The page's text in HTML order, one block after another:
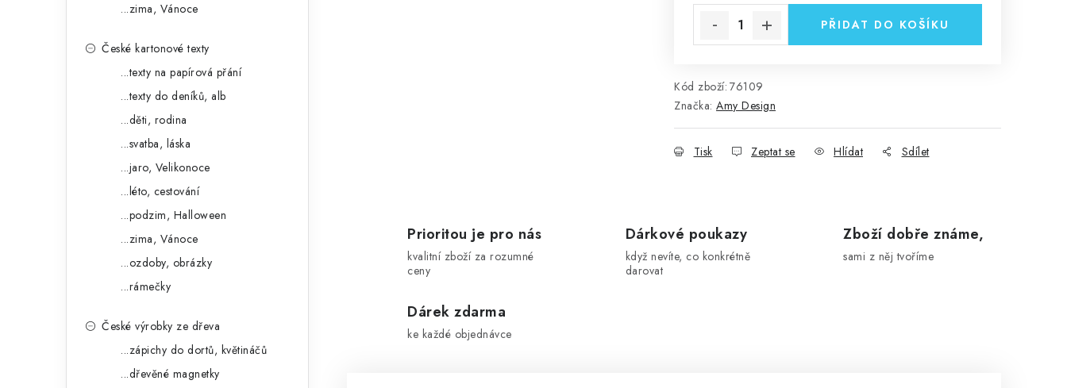
...zima, Vánoce
České kartonové texty
...texty na papírová přání
...texty do deníků, alb
...děti, rodina
...svatba, láska
...jaro, Velikonoce
...léto, cestování
...podzim, Halloween
...zima, Vánoce
...ozdoby, obrázky
...rámečky
České výrobky ze dřeva
...zápichy do dortů, květináčů
...dřevěné magnetky
PŘIDAT DO KOŠÍKU
Kód zboží: 76109
Značka: Amy Design
Tisk Zeptat se Hlídat Sdílet
Prioritou je pro nás
kvalitní zboží za rozumné
ceny
Dárkové poukazy
když nevíte, co konkrétně
darovat
Zboží dobře známe,
sami z něj tvoříme
Dárek zdarma
ke každé objednávce